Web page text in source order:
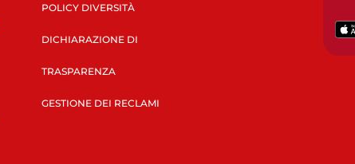
POLICY DIVERSITÀ
DICHIARAZIONE DI
TRASPARENZA
GESTIONE DEI RECLAMI